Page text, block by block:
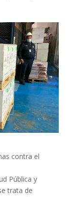
contra el
Pública y
trata de